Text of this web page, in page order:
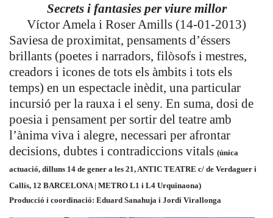
Secrets i fantasies per viure millor
Víctor Amela i Roser Amills (14-01-2013)
Saviesa de proximitat, pensaments d’éssers
brillants (poetes i narradors, filòsofs i mestres,
creadors i icones de tots els àmbits i tots els
temps) en un espectacle inèdit, una particular
incursió per la rauxa i el seny. En suma, dosi de
poesia i pensament per sortir del teatre amb
l’ànima viva i alegre, necessari per afrontar
decisions, dubtes i contradiccions vitals (única
actuació, dilluns 14 de gener a les 21, ANTIC TEATRE c/ de Verdaguer i
Callís, 12 BARCELONA | METRO L1 i L4 Urquinaona)
Producció i coordinació: Eduard Sanahuja i Jordi Virallonga